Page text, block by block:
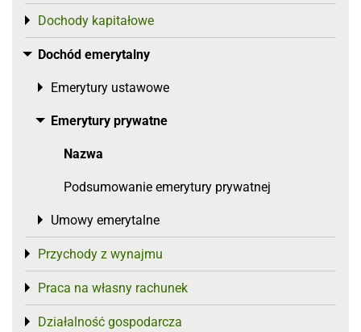
Dochody kapitałowe
Toggle menu
Dochód emerytalny
Toggle menu
Emerytury ustawowe
Toggle menu
Emerytury prywatne
Toggle menu
Nazwa
Podsumowanie emerytury prywatnej
Umowy emerytalne
Toggle menu
Przychody z wynajmu
Toggle menu
Praca na własny rachunek
Toggle menu
Działalność gospodarcza
Toggle menu